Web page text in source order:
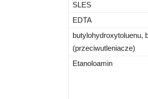
SLES
EDTA
butylohydroxytoluenu,
(przeciwutleniacze)
Etanoloamin